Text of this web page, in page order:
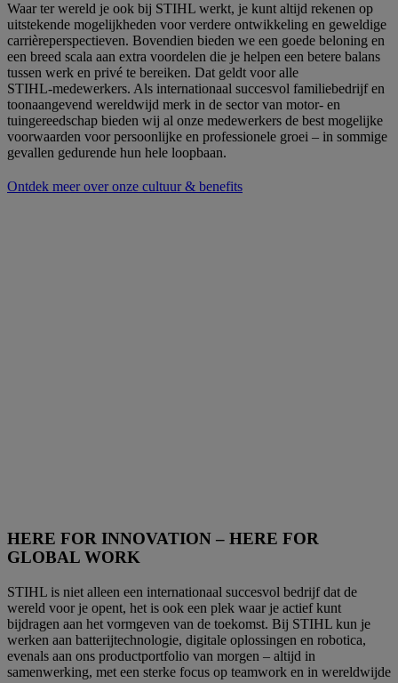
Waar ter wereld je ook bij STIHL werkt, je kunt altijd rekenen op
uitstekende mogelijkheden voor verdere ontwikkeling en geweldige
carrièreperspectieven. Bovendien bieden we een goede beloning en
een breed scala aan extra voordelen die je helpen een betere balans
tussen werk en privé te bereiken. Dat geldt voor alle
STIHL‑medewerkers. Als internationaal succesvol familiebedrijf en
toonaangevend wereldwijd merk in de sector van motor- en
tuingereedschap bieden wij al onze medewerkers de best mogelijke
voorwaarden voor persoonlijke en professionele groei – in sommige
gevallen gedurende hun hele loopbaan.
Ontdek meer over onze cultuur & benefits
HERE FOR INNOVATION – HERE FOR
GLOBAL WORK
STIHL is niet alleen een internationaal succesvol bedrijf dat de
wereld voor je opent, het is ook een plek waar je actief kunt
bijdragen aan het vormgeven van de toekomst. Bij STIHL kun je
werken aan batterijtechnologie, digitale oplossingen en robotica,
evenals aan ons productportfolio van morgen – altijd in
samenwerking, met een sterke focus op teamwork en in wereldwijde